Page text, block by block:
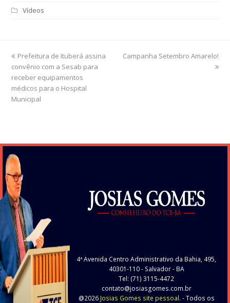
Vídeos
previous
post:
Prefeitura de Ituberá assina
convênio com a Sesab para
receber equipamentos
médicos para o Hospital
Municipal
next
Campanha Setembro Amarelo!
4ª Avenida Centro Administrativo da Bahia, 495,
40301-110- Salvador - BA
Tel: (71) 3115-4472
contato@josiasgomes.com.br
@2026 Josias Gomes site pessoal. - Todos os